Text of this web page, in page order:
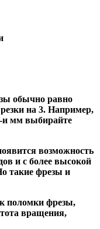
обычно равно
на 3. Например,
и мм выбирайте
возможность
и с более высокой
такие фрезы и
поломки фрезы,
вращения,